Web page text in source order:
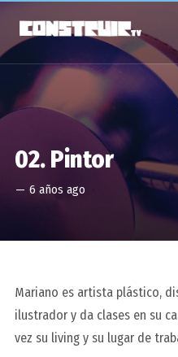
02. Pintor
— 6 años ago
Mariano es artista plástico,
ilustrador y da clases en su
vez su living y su lugar de